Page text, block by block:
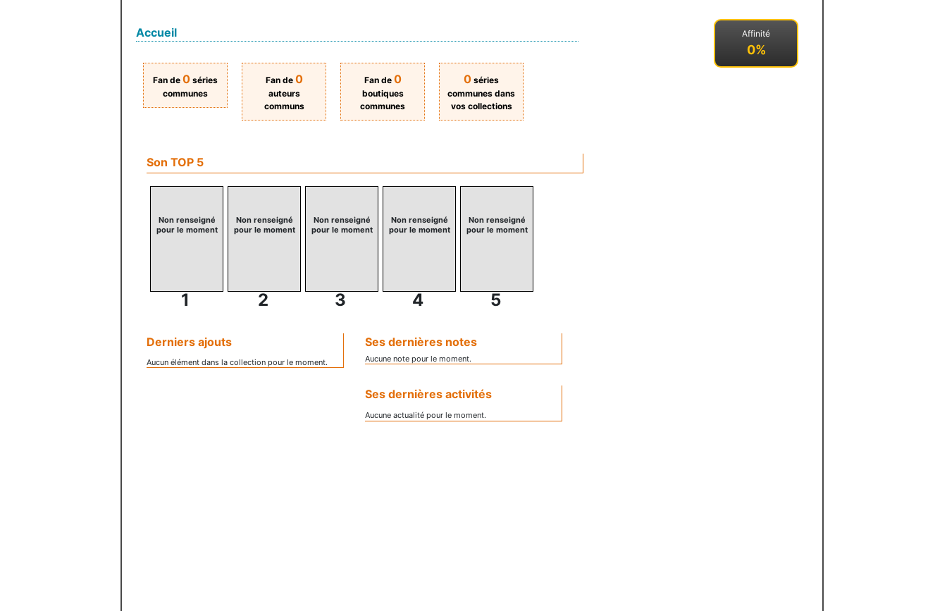
Affinité
0%
Accueil
Fan de 0 séries
communes
Fan de 0
auteurs
communs
Fan de 0
boutiques
communes
0 séries
communes dans
vos collections
Son TOP 5
Non renseigné
pour le moment
1
Non renseigné
pour le moment
2
Non renseigné
pour le moment
3
Non renseigné
pour le moment
4
Non renseigné
pour le moment
5
Derniers ajouts
Aucun élément dans la collection pour le moment.
Ses dernières notes
Aucune note pour le moment.
Ses dernières activités
Aucune actualité pour le moment.